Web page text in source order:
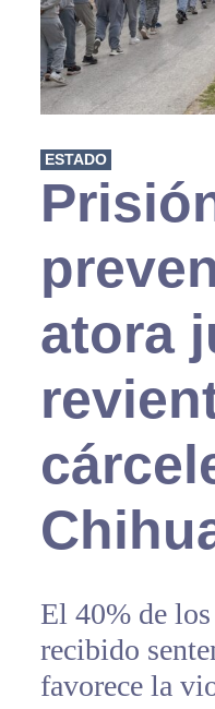
ESTADO
atora
El 40% de
recibido
favorece la